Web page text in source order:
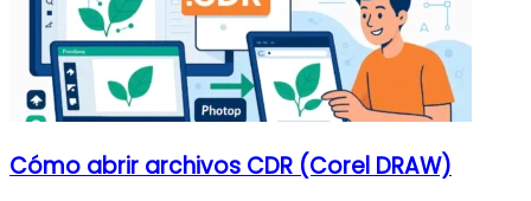
Cómo abrir archivos CDR (Corel DRAW)